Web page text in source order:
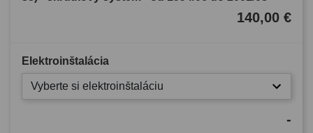
140,00 €
Elektroinštalácia
Vyberte si elektroinštaláciu
-